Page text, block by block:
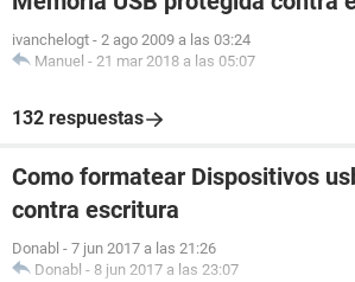
ivanchelogt - 2 ago 2009 a las 03:24
Manuel - 21 mar 2018 a las 05:07
132 respuestas
Como formatear Dispositivos
contra escritura
Donabl - 7 jun 2017 a las 21:26
Donabl - 8 jun 2017 a las 23:07